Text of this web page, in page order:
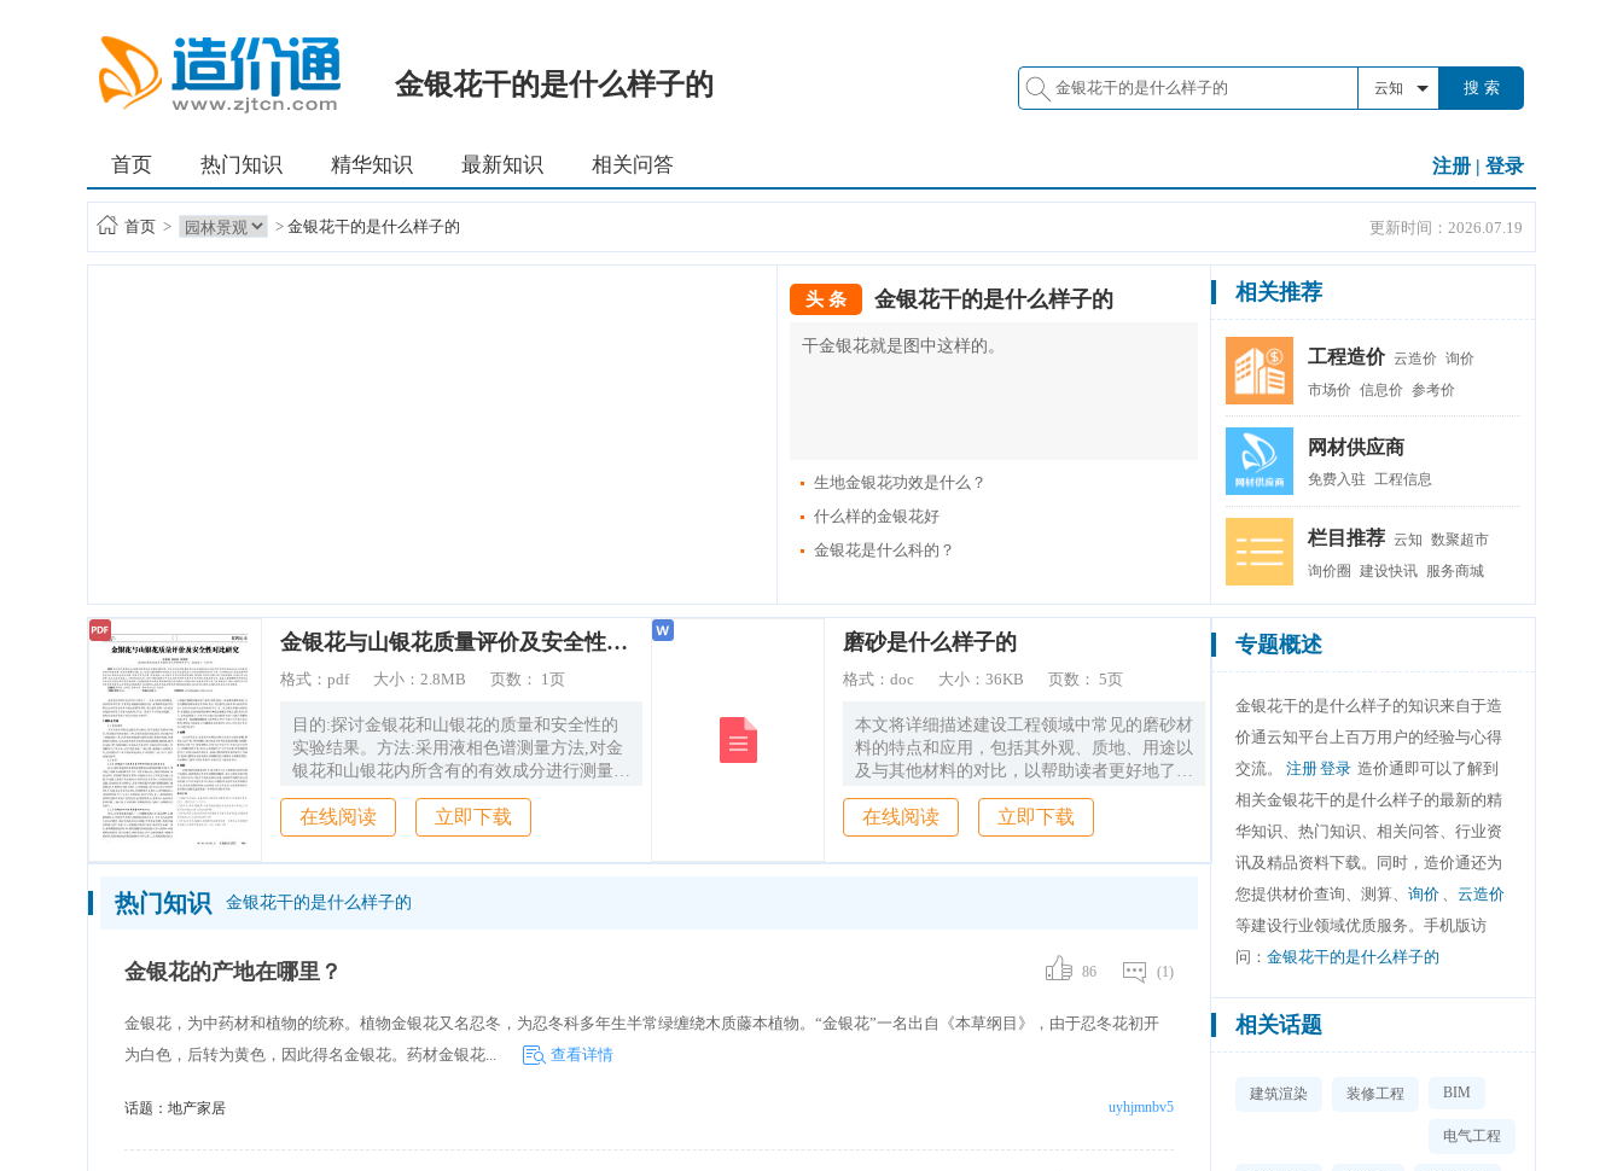
造价通
金银花干的是什么样子的 云知 搜 索
首页 热门知识 精华知识 最新知识 相关问答 注册 | 登录
首页 > > 金银花干的是什么样子的 更新时间：2026.07.19
头 条 金银花干的是什么样子的
干金银花就是图中这样的。
生地金银花功效是什么？
什么样的金银花好
金银花是什么科的？
相关推荐
工程造价 云造价 询价
市场价 信息价 参考价
网材供应商
免费入驻 工程信息
栏目推荐 云知 数聚超市
询价圈
建设快讯 服务商城
金银花与山银花质量评价及安全性对比研究
格式： pdf 大小： 2.8MB 页数： 1页
目的:探讨金银花和山银花的质量和安全性的
实验结果。方法:采用液相色谱测量方法,对金
银花和山银花内所含有的有效成分进行测量,
同时利用细胞培养、过敏介质释放实验、β-氨
基己糖苷酶释放率测定方法等研究金银花和山
银花使用的安全性。结果:本次研究显示,金银
花当中所包含的主要成分包括绿原酸、断氧化
绿原酸、绿原酸、断氧化马钱子苷、异绿原酸
前提,所制得的药物当中,利用山银花药物的β-
银花更容易刺激人体嗜碱性肥大细胞发生脱颗
粒情况,进而释放大量的生物活性物质,容易引
发人体过敏反应。结论:山银花当中所含有的
在线阅读 立即下载
磨砂是什么样子的
格式： doc 大小： 36KB 页数： 5页
本文将详细描述建设工程领域中常见的磨砂材
料的特点和应用，包括其外观、质地、用途以
及与其他材料的对比，以帮助读者更好地了解
和选择适合自己项目需求的磨砂材料。
在线阅读 立即下载
热门知识 金银花干的是什么样子的
金银花的产地在哪里？ (1)
86
金银花，为中药材和植物的统称。植物金银花又名忍冬，为忍冬科多年生半常绿缠绕木质藤本植物。“金银花”一名出自《本草纲目》，由于忍冬花初开
为白色，后转为黄色，因此得名金银花。药材金银花...
查看详情
话题： 地产家居 uyhjmnbv5
专题概述
金银花干的是什么样子的知识来自于造
价通云知平台上百万用户的经验与心得
交流。 注册登录 造价通即可以了解到
相关金银花干的是什么样子的最新的精
华知识、热门知识、相关问答、行业资
讯及精品资料下载。同时，造价通还为
您提供材价查询、测算、 询价 、 云造价
等建设行业领域优质服务。手机版访
问： 金银花干的是什么样子的
相关话题
建筑渲染 装修工程 BIM
电气工程